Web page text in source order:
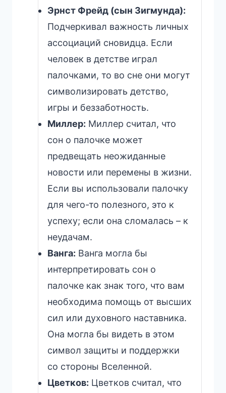
Эрнст Фрейд (сын Зигмунда):
Подчеркивал важность личных
ассоциаций сновидца. Если
человек в детстве играл
палочками, то во сне они могут
символизировать детство,
игры и беззаботность.
Миллер: Миллер считал, что
сон о палочке может
предвещать неожиданные
новости или перемены в жизни.
Если вы использовали палочку
для чего-то полезного, это к
успеху; если она сломалась – к
неудачам.
Ванга: Ванга могла бы
интерпретировать сон о
палочке как знак того, что вам
необходима помощь от высших
сил или духовного наставника.
Она могла бы видеть в этом
символ защиты и поддержки
со стороны Вселенной.
Цветков: Цветков считал, что